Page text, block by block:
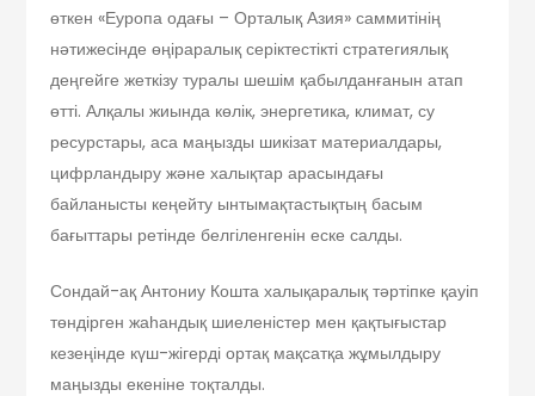
өткен «Еуропа одағы – Орталық Азия» саммитінің
нәтижесін­де өңіраралық серіктестікті стратегия­лық
деңгейге жеткізу туралы шешім қабылданғанын атап
өтті. Алқалы жиында көлік, энергетика, климат, су
ресурстары, аса маңызды шикізат материалдары,
цифрландыру және халықтар арасындағы
байланысты кеңейту ынтымақтастықтың басым
бағыттары ретінде белгіленгенін еске салды.
Сондай-ақ Антониу Кошта халық­аралық тәртіпке қауіп
төндірген жаһан­дық шиеленістер мен қақтығыстар
кезеңінде күш-жігерді ортақ мақсатқа жұмылдыру
маңызды екеніне тоқталды.